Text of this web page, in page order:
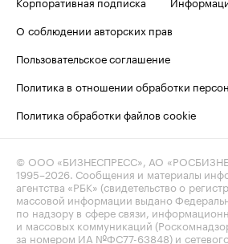
О соблюдении авторских прав
Пользовательское соглашение
Политика в отношении обработки
Политика обработки файлов cookie
© ООО «БИЗНЕСПРЕСС», АО
1995–2026. Сообщения и материалы
агентства «РБК» (свидетельство о
массовой информации выдано
по надзору в сфере связи,
и массовых коммуникаций
за номером ИА №ФС77-63848) и